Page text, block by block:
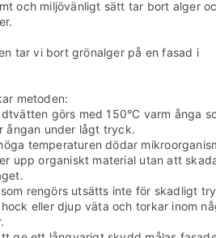
Gå till
och miljövänligt sätt tar bort alger
tar vi bort grönalger på en fasad i
metoden:
görs med 150°C varm ånga
ångan under lågt tryck.
temperaturen dödar
upp organiskt material utan att
rengörs utsätts inte för skadligt
eller djup väta och torkar inom